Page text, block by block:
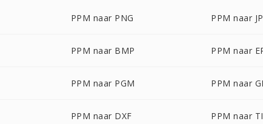
PPM naar PNG PPM naar
PPM naar BMP PPM naar
PPM naar PGM PPM naar
PPM naar DXF PPM naar